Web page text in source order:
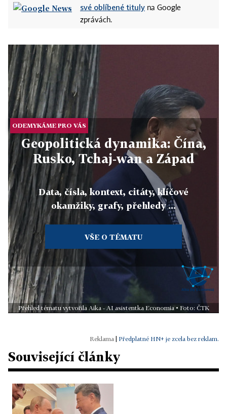
své oblíbené tituly na Google
zprávách.
ODEMYKÁME PRO VÁS
Geopolitická dynamika: Čína,
Rusko, Tchaj‑wan a Západ
Data, čísla, kontext, citáty, klíčové
okamžiky, grafy, přehledy ...
VŠE O TÉMATU
Přehled tématu vytvořila Aika - AI asistentka Economia • Foto: ČTK
Předplatné HN+ je zcela bez reklam.
Související články